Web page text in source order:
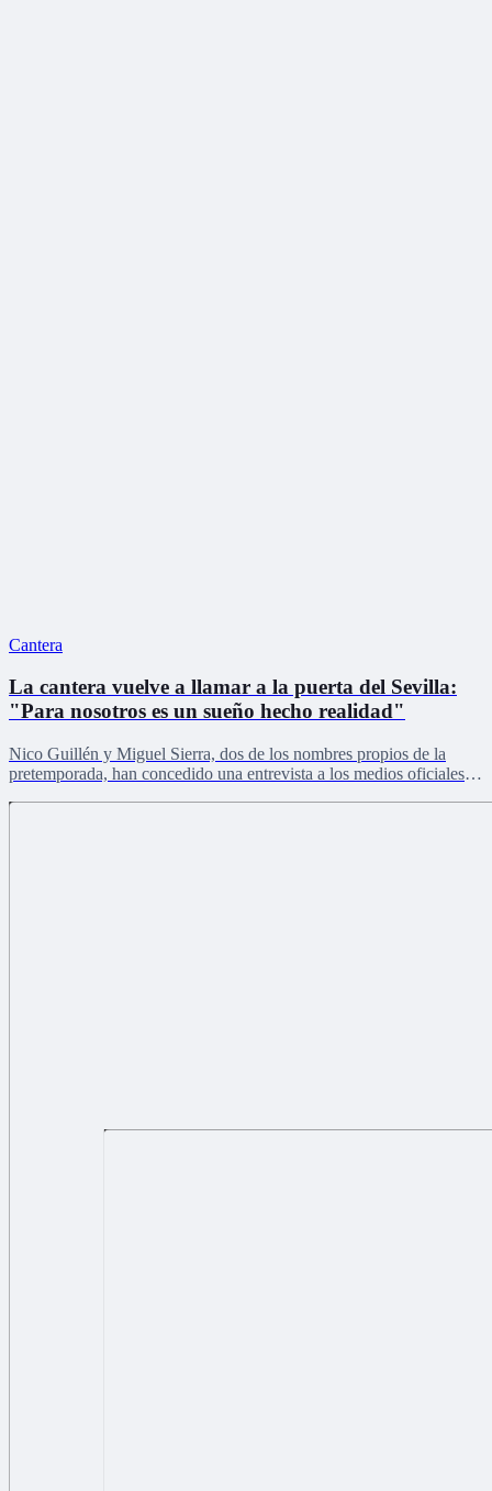
Cantera
La cantera vuelve a llamar a la puerta del Sevilla:
"Para nosotros es un sueño hecho realidad"
Nico Guillén y Miguel Sierra, dos de los nombres propios de la
pretemporada, han concedido una entrevista a los medios oficiales